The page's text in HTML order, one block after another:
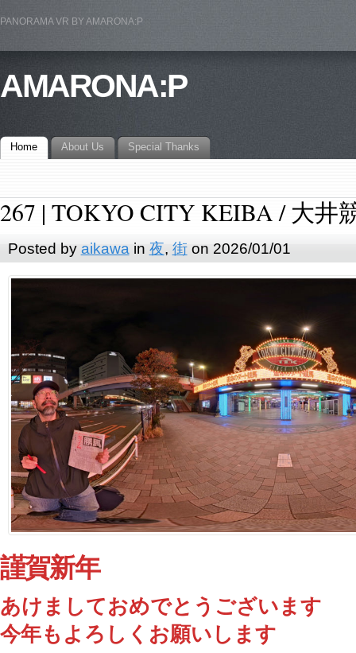
PANORAMA VR BY AMARONA:P
AMARONA:P
Home About Us Special Thanks
267 | TOKYO CITY KEIBA / 大井
Posted by aikawain 夜, 街on 2026/01/01
謹賀新年
あけましておめでとうございます
今年もよろしくお願いします